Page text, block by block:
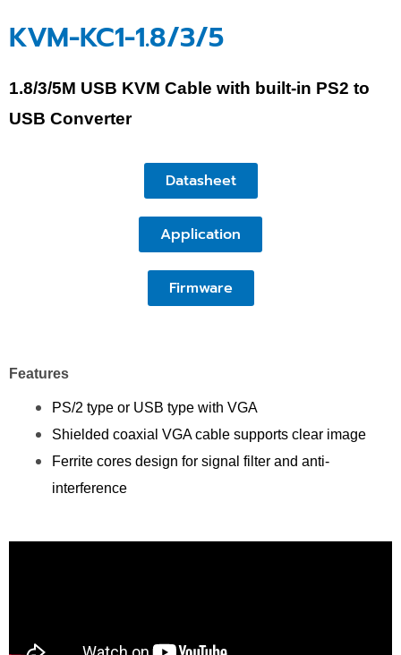
KVM-KC1-1.8/3/5
1.8/3/5M USB KVM Cable with built-in PS2 to
USB Converter
Datasheet
Application
Firmware
Features
PS/2 type or USB type with VGA
Shielded coaxial VGA cable supports clear image
Ferrite cores design for signal filter and anti-
interference